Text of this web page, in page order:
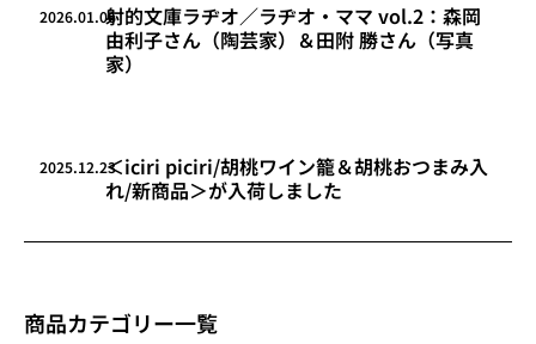
商品カテゴリー一覧
2026.01.06射的文庫ラヂオ／ラヂオ・ママ vol.2：森岡
由利子さん（陶芸家）＆田附 勝さん（写真
家）
2025.12.23＜iciri piciri/胡桃ワイン籠＆胡桃おつまみ入
れ/新商品＞が入荷しました